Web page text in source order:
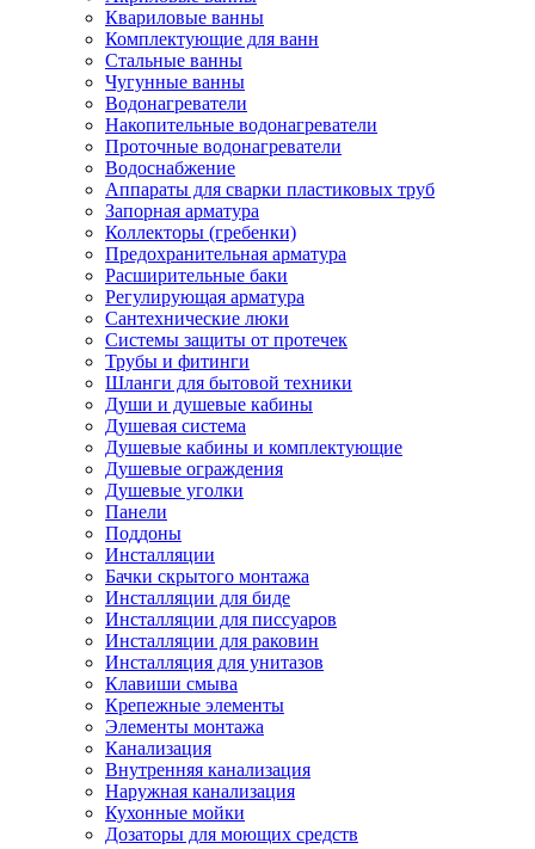
Квариловые ванны
Комплектующие для ванн
Стальные ванны
Чугунные ванны
Водонагреватели
Накопительные водонагреватели
Проточные водонагреватели
Водоснабжение
Аппараты для сварки пластиковых труб
Запорная арматура
Коллекторы (гребенки)
Предохранительная арматура
Расширительные баки
Регулирующая арматура
Сантехнические люки
Системы защиты от протечек
Трубы и фитинги
Шланги для бытовой техники
Души и душевые кабины
Душевая система
Душевые кабины и комплектующие
Душевые ограждения
Душевые уголки
Панели
Поддоны
Инсталляции
Бачки скрытого монтажа
Инсталляции для биде
Инсталляции для писсуаров
Инсталляции для раковин
Инсталляция для унитазов
Клавиши смыва
Крепежные элементы
Элементы монтажа
Канализация
Внутренняя канализация
Наружная канализация
Кухонные мойки
Дозаторы для моющих средств